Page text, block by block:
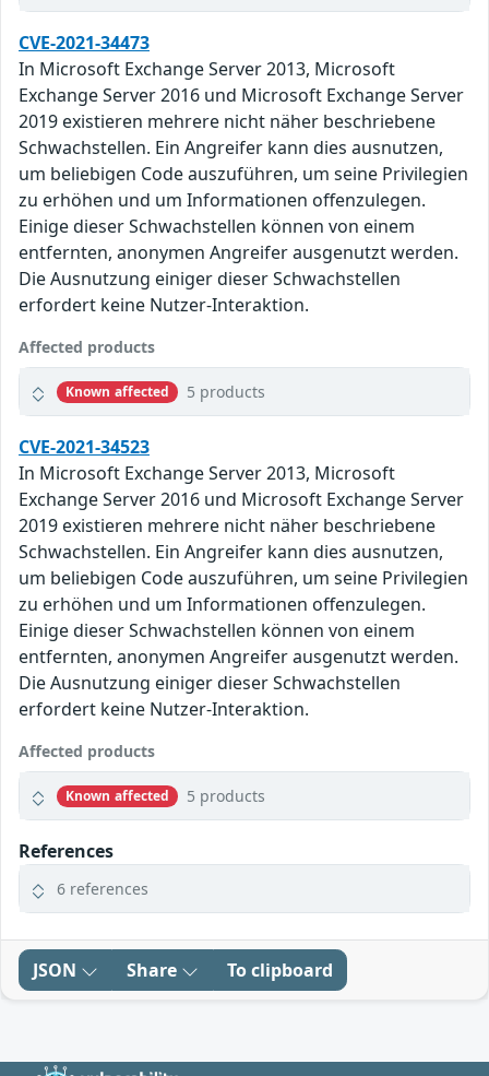
CVE-2021-34473
In Microsoft Exchange Server 2013, Microsoft
Exchange Server 2016 und Microsoft Exchange Server
2019 existieren mehrere nicht näher beschriebene
Schwachstellen. Ein Angreifer kann dies ausnutzen,
um beliebigen Code auszuführen, um seine Privilegien
zu erhöhen und um Informationen offenzulegen.
Einige dieser Schwachstellen können von einem
entfernten, anonymen Angreifer ausgenutzt werden.
Die Ausnutzung einiger dieser Schwachstellen
erfordert keine Nutzer-Interaktion.
Affected products
Known affected 5 products
CVE-2021-34523
In Microsoft Exchange Server 2013, Microsoft
Exchange Server 2016 und Microsoft Exchange Server
2019 existieren mehrere nicht näher beschriebene
Schwachstellen. Ein Angreifer kann dies ausnutzen,
um beliebigen Code auszuführen, um seine Privilegien
zu erhöhen und um Informationen offenzulegen.
Einige dieser Schwachstellen können von einem
entfernten, anonymen Angreifer ausgenutzt werden.
Die Ausnutzung einiger dieser Schwachstellen
erfordert keine Nutzer-Interaktion.
Affected products
Known affected 5 products
References
6 references
JSON Share To clipboard